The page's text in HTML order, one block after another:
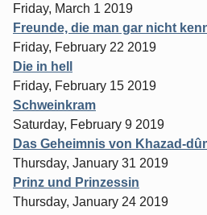
Friday, March 1 2019
Freunde, die man gar nicht
Friday, February 22 2019
Die in hell
Friday, February 15 2019
Schweinkram
Saturday, February 9 2019
Das Geheimnis von Khazad-
Thursday, January 31 2019
Prinz und Prinzessin
Thursday, January 24 2019